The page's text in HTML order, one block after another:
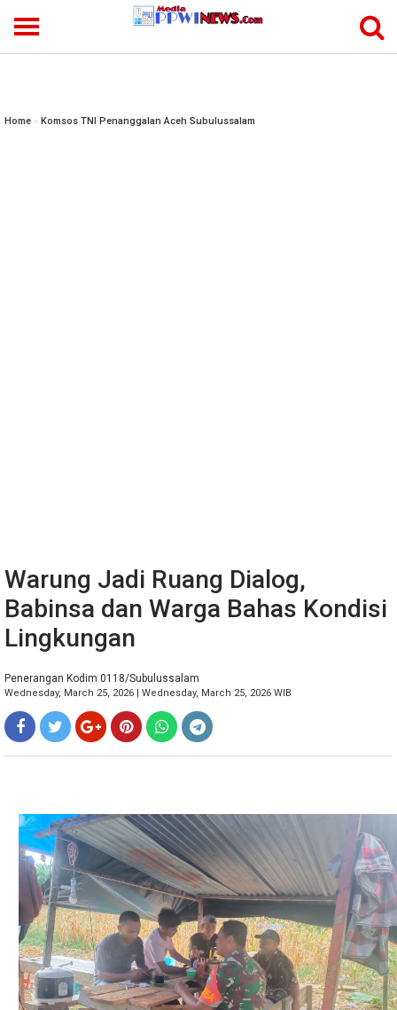
Home » Komsos TNI Penanggalan Aceh Subulussalam
Warung Jadi Ruang Dialog,
Babinsa dan Warga Bahas Kondisi
Lingkungan
Penerangan Kodim 0118/Subulussalam
Wednesday, March 25, 2026 | Wednesday, March 25, 2026 WIB